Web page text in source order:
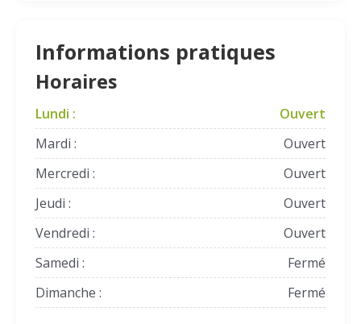
Informations pratiques
Horaires
Lundi :
Ouvert
Mardi :
Ouvert
Mercredi :
Ouvert
Jeudi :
Ouvert
Vendredi :
Ouvert
Samedi :
Fermé
Dimanche :
Fermé